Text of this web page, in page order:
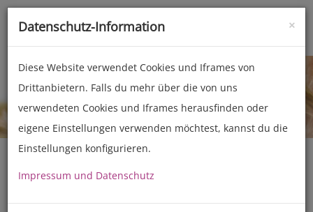
Toggle
×
Datenschutz-Information
Diese Website verwendet Cookies und Iframes von
Drittanbietern. Falls du mehr über die von uns
verwendeten Cookies und Iframes herausfinden oder
eigene Einstellungen verwenden möchtest, kannst du die
Einstellungen konfigurieren.
Impressum und Datenschutz